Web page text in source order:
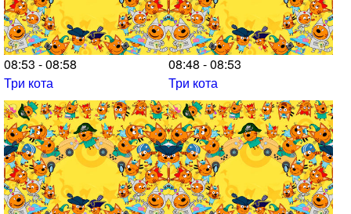
08:53 - 08:58
Три кота
08:48 - 08:53
Три кота